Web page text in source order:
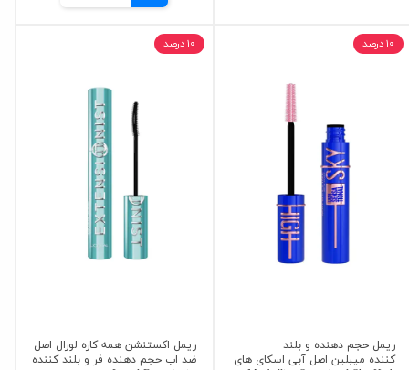
ریمل حجم دهنده و بلند
کننده میبلین اصل آبی اسکای های
۱۰ درصد
ریمل اکستنشن همه کاره لورال اصل
ضد اب حجم دهنده فر و بلند کننده
۱۰ درصد